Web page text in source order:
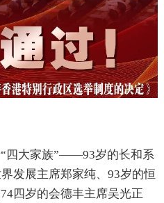
四大家族”——93岁的长和系
发展主席郑家纯、93岁的恒
四岁的会德丰主席吴光正